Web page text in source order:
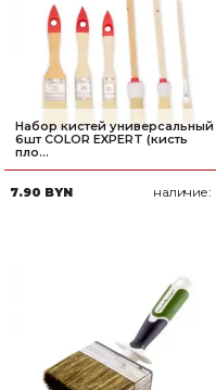
Набор кистей универсальный
6шт COLOR EXPERT (кисть
пло...
7.90 BYN наличие: